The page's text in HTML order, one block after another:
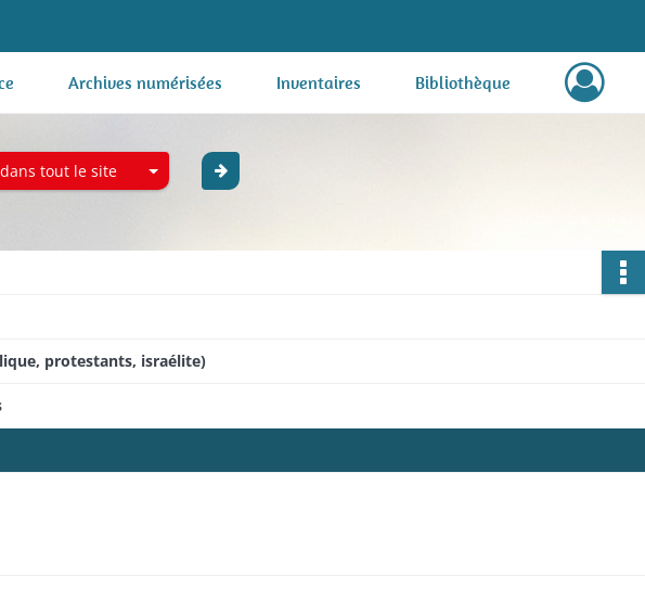
Archives numérisées Inventaires Bibliothèque
dans tout le site
protestants, israélite)